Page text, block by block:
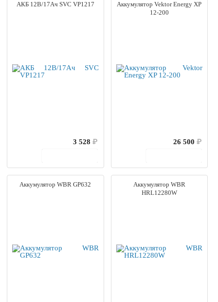
АКБ 12В/17Ач SVC VP1217
3 528₽
Аккумулятор Vektor Energy XP
12-200
26 500 ₽
Аккумулятор WBR GP632
Аккумулятор WBR
HRL12280W